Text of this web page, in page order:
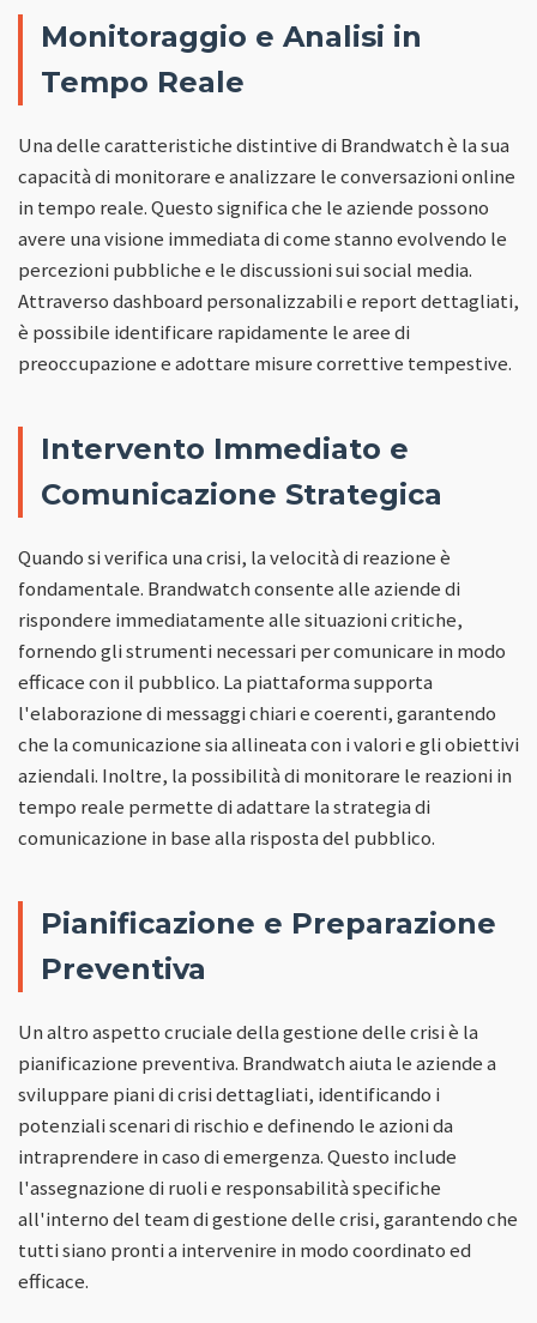
Monitoraggio e Analisi in
Tempo Reale
Una delle caratteristiche distintive di Brandwatch è la sua
capacità di monitorare e analizzare le conversazioni online
in tempo reale. Questo significa che le aziende possono
avere una visione immediata di come stanno evolvendo le
percezioni pubbliche e le discussioni sui social media.
Attraverso dashboard personalizzabili e report dettagliati,
è possibile identificare rapidamente le aree di
preoccupazione e adottare misure correttive tempestive.
Intervento Immediato e
Comunicazione Strategica
Quando si verifica una crisi, la velocità di reazione è
fondamentale. Brandwatch consente alle aziende di
rispondere immediatamente alle situazioni critiche,
fornendo gli strumenti necessari per comunicare in modo
efficace con il pubblico. La piattaforma supporta
l'elaborazione di messaggi chiari e coerenti, garantendo
che la comunicazione sia allineata con i valori e gli obiettivi
aziendali. Inoltre, la possibilità di monitorare le reazioni in
tempo reale permette di adattare la strategia di
comunicazione in base alla risposta del pubblico.
Pianificazione e Preparazione
Preventiva
Un altro aspetto cruciale della gestione delle crisi è la
pianificazione preventiva. Brandwatch aiuta le aziende a
sviluppare piani di crisi dettagliati, identificando i
potenziali scenari di rischio e definendo le azioni da
intraprendere in caso di emergenza. Questo include
l'assegnazione di ruoli e responsabilità specifiche
all'interno del team di gestione delle crisi, garantendo che
tutti siano pronti a intervenire in modo coordinato ed
efficace.